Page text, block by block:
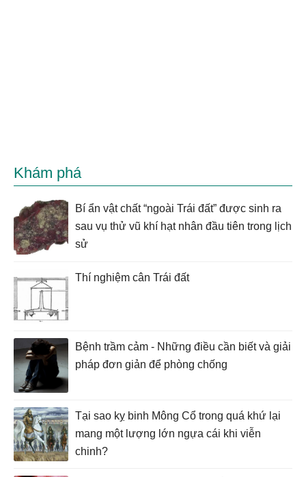
Khám phá
Bí ẩn vật chất “ngoài Trái đất” được sinh ra
sau vụ thử vũ khí hạt nhân đầu tiên trong lịch
sử
Thí nghiệm cân Trái đất
Bệnh trầm cảm - Những điều cần biết và giải
pháp đơn giản để phòng chống
Tại sao kỵ binh Mông Cổ trong quá khứ lại
mang một lượng lớn ngựa cái khi viễn
chinh?